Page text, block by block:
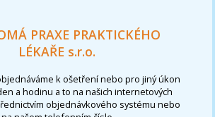
PRAXE PRAKTICKÉHO
LÉKAŘE s.r.o.
k ošetření nebo pro jiný úkon
a hodinu a to na našich internetových
objednávkového systému nebo